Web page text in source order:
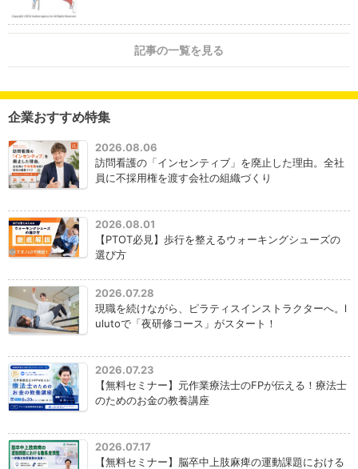
記事の一覧を見る
企業おすすめ特集
2026.08.06
訪問看護の「インセンティブ」を廃止した理由。全社
員に不採用権を渡す会社の組織づくり
2026.08.01
【PTOT必見】歩行を整えるウォーキングシューズの
選び方
2026.07.28
現職を続けながら、ピラティスインストラクターへ。l
ulutoで「夜研修コース」がスタート！
2026.07.23
【無料セミナー】元作業療法士のFPが伝える！療法士
のためのお金の教養講座
2026.07.17
【無料セミナー】脳卒中上肢麻痺の運動課題における